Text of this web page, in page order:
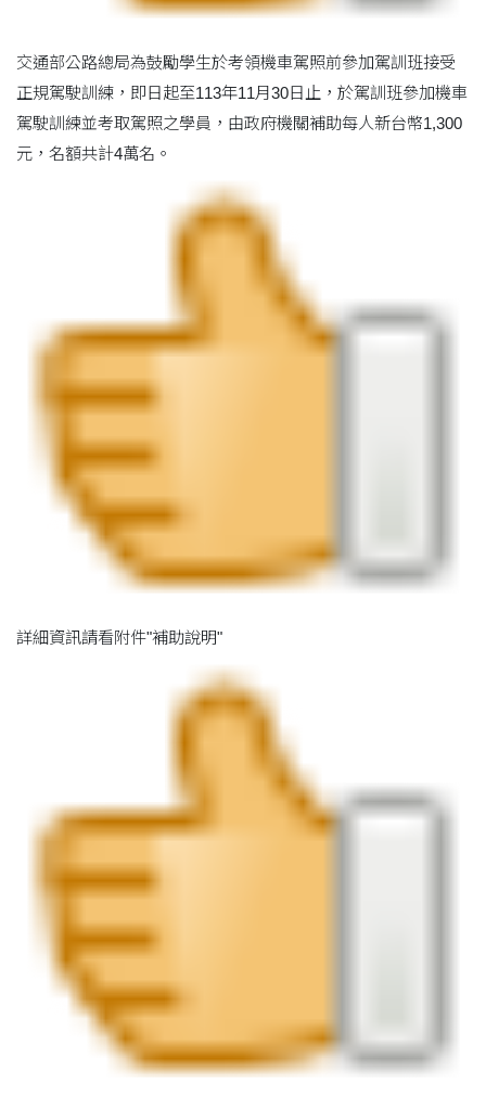
交通部公路總局為鼓勵學生於考領機車駕照前參加駕訓班接受
正規駕駛訓練，即日起至113年11月30日止，於駕訓班參加機車
駕駛訓練並考取駕照之學員，由政府機關補助每人新台幣1,300
元，名額共計4萬名。
詳細資訊請看附件"補助說明"